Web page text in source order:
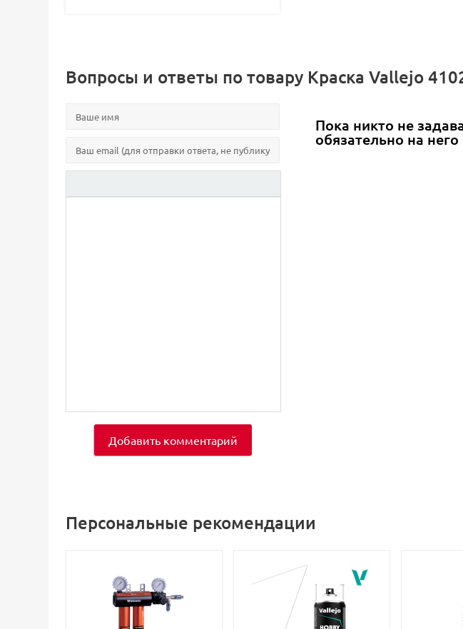
Вопросы и ответы по товару Краска Vallejo
Добавить комментарий
Пока никто не
обязательно на
Персональные рекомендации